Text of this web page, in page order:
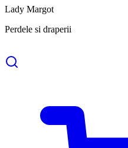
Lady Margot
Perdele si draperii